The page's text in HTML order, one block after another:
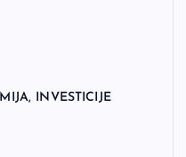
INVESTICIJE